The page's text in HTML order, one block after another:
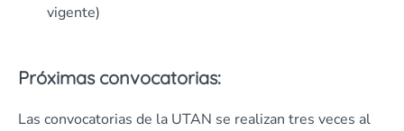
vigente)
Próximas convocatorias:
Las convocatorias de la UTAN se realizan tres veces al